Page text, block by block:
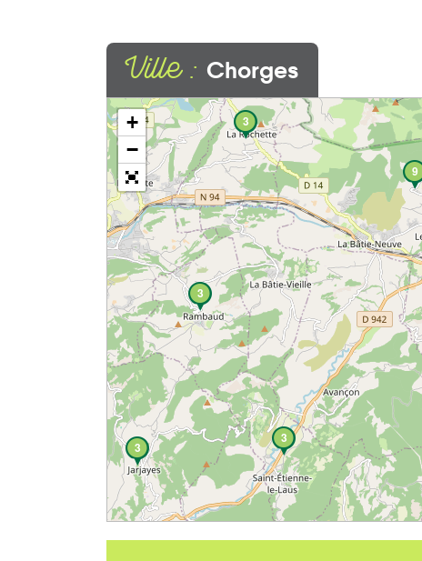
Ville : Chorges
9
3
3
3
3
+
−